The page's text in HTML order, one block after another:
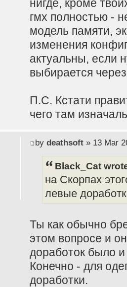
нигде, кроме
гмх полностью -
модель памяти,
изменения
актуальны, если
выбирается
П.С. Кстати
чего там
by deathsoft» 13 Mar
Black_Cat
на Скорпах
левые
Ты как обычно
этом вопросе и
доработок было
Конечно - для
доработки.